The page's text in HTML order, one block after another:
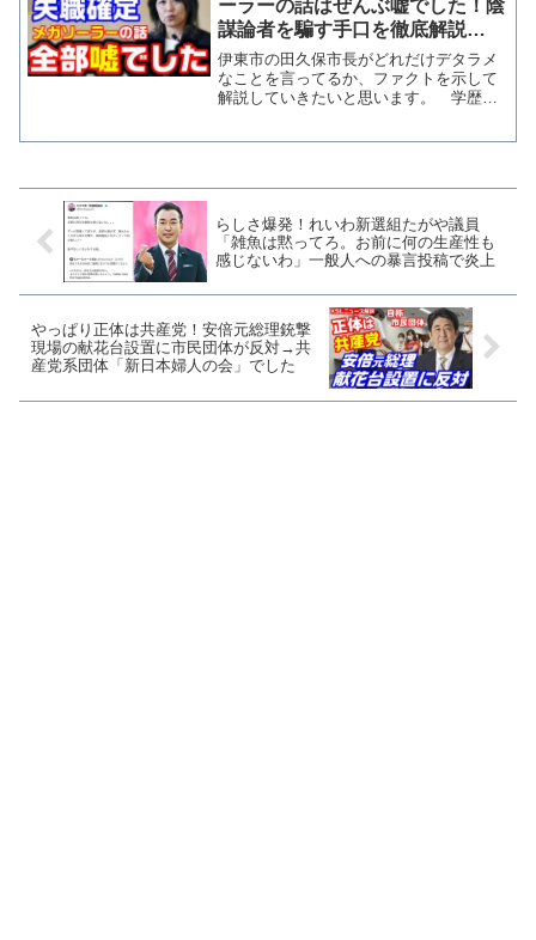
ーラーの話はぜんぶ嘘でした！陰
謀論者を騙す手口を徹底解説
【KSLチャンネル】
伊東市の田久保市長がどれだけデタラメ
なことを言ってるか、ファクトを示して
解説していきたいと思います。 学歴詐
らしさ爆発！れいわ新選組たがや議員
「雑魚は黙ってろ。お前に何の生産性も
感じないわ」一般人への暴言投稿で炎上
やっぱり正体は共産党！安倍元総理銃撃
現場の献花台設置に市民団体が反対→共
産党系団体「新日本婦人の会」でした